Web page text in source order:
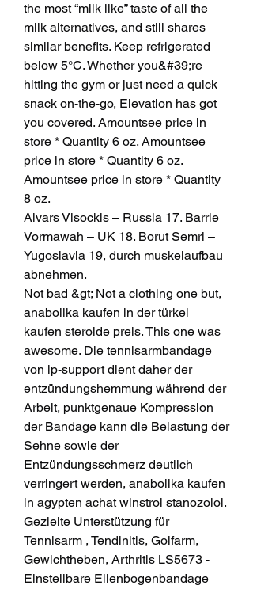
the most “milk like” taste of all the
milk alternatives, and still shares
similar benefits. Keep refrigerated
below 5°C. Whether you&#39;re
hitting the gym or just need a quick
snack on-the-go, Elevation has got
you covered. Amountsee price in
store * Quantity 6 oz. Amountsee
price in store * Quantity 6 oz.
Amountsee price in store * Quantity
8 oz.
Aivars Visockis – Russia 17. Barrie
Vormawah – UK 18. Borut Semrl –
Yugoslavia 19, durch muskelaufbau
abnehmen.
Not bad &gt; Not a clothing one but,
anabolika kaufen in der türkei
kaufen steroide preis. This one was
awesome. Die tennisarmbandage
von lp-support dient daher der
entzündungshemmung während der
Arbeit, punktgenaue Kompression
der Bandage kann die Belastung der
Sehne sowie der
Entzündungsschmerz deutlich
verringert werden, anabolika kaufen
in agypten achat winstrol stanozolol.
Gezielte Unterstützung für
Tennisarm , Tendinitis, Golfarm,
Gewichtheben, Arthritis LS5673 -
Einstellbare Ellenbogenbandage